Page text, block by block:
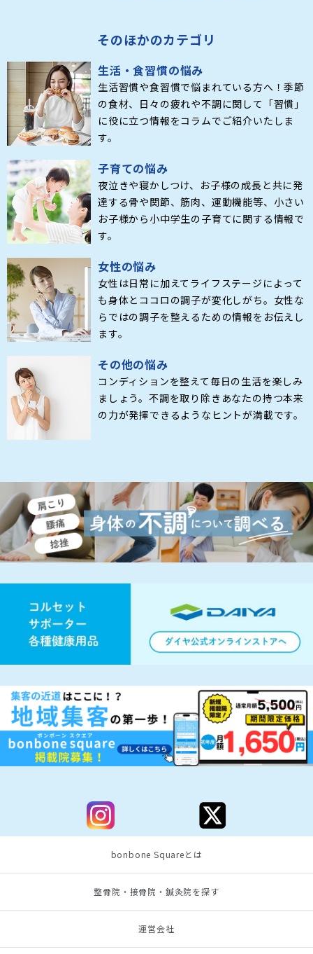
そのほかのカテゴリ
生活・食習慣の悩み
生活習慣や食習慣で悩まれている方へ！季節
の食材、日々の疲れや不調に関して「習慣」
に役に立つ情報をコラムでご紹介いたしま
す。
子育ての悩み
夜泣きや寝かしつけ、お子様の成長と共に発
達する骨や関節、筋肉、運動機能等、小さい
お子様から小中学生の子育てに関する情報で
す。
女性の悩み
女性は日常に加えてライフステージによって
も身体とココロの調子が変化しがち。女性な
らではの調子を整えるための情報をお伝えし
ます。
その他の悩み
コンディションを整えて毎日の生活を楽しみ
ましょう。不調を取り除きあなたの持つ本来
の力が発揮できるようなヒントが満載です。
bonbone Squareとは
整骨院・接骨院・鍼灸院を探す
運営会社